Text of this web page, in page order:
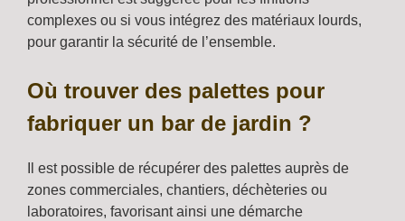
complexes ou si vous intégrez des matériaux lourds,
pour garantir la sécurité de l’ensemble.
Où trouver des palettes pour
fabriquer un bar de jardin ?
Il est possible de récupérer des palettes auprès de
zones commerciales, chantiers, déchèteries ou
laboratoires, favorisant ainsi une démarche